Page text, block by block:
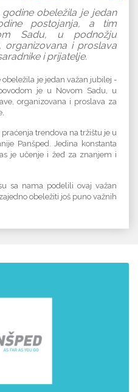
obeležila je jedan
postojanja, a tim
Sadu, u podnožju
organizovana i proslava
i prijatelje.
je jedan važan jubilej -
je u Novom Sadu, u
organizovana i proslava za
trendova na tržištu je u
Panšped. Jedina konstanta
je učenje i žeđ za znanjem i
sa nama podelili ovaj važan
obeležiti još puno važnih